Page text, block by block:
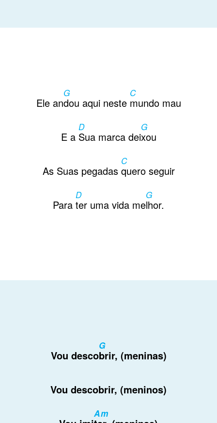
Ele an
G
dou aqui neste
C
mundo mau
E a
D
Sua marca dei
G
xou
As Suas pegadas
C
quero seguir
Para
D
ter uma vida me
G
lhor.
Vou desco
G
brir, (meninas)
Vou descobrir, (meninos)
Am